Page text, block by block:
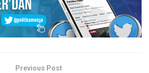
Previous Post